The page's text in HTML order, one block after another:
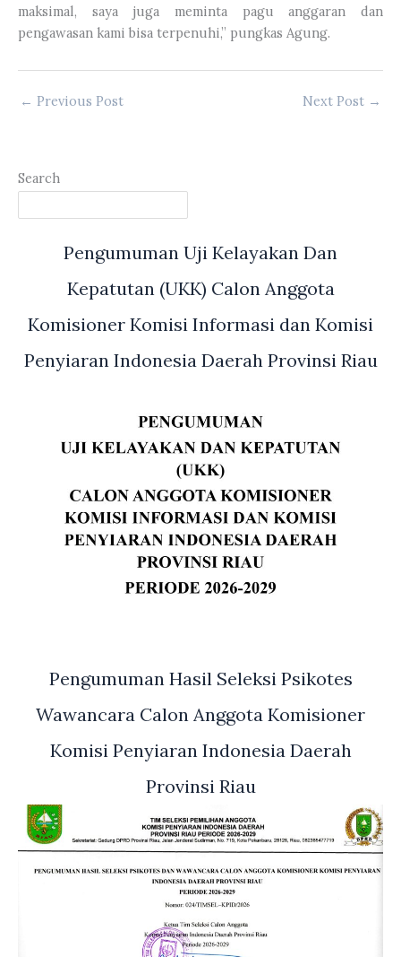
maksimal, saya juga meminta pagu anggaran dan
pengawasan kami bisa terpenuhi,” pungkas Agung.
← Previous Post Next Post →
Search
Pengumuman Uji Kelayakan Dan
Kepatutan (UKK) Calon Anggota
Komisioner Komisi Informasi dan Komisi
Penyiaran Indonesia Daerah Provinsi Riau
Pengumuman Hasil Seleksi Psikotes
Wawancara Calon Anggota Komisioner
Komisi Penyiaran Indonesia Daerah
Provinsi Riau